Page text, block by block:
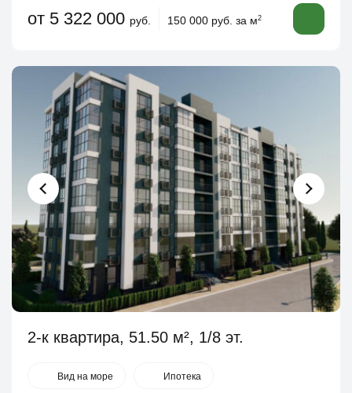
от 5 322 000 руб. 150 000 руб. за м2
2-к квартира, 51.50 м², 1/8 эт.
Вид на море Ипотека